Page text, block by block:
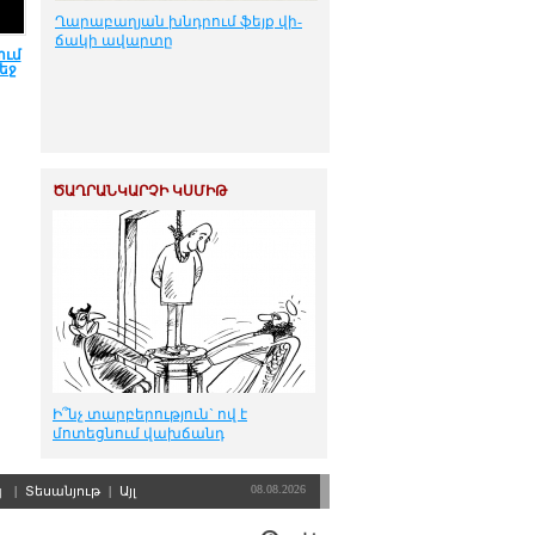
Ղա­րա­բա­ղ­յան խնդ­րում ֆեյք վի­
ճա­կի ա­վար­տը
ԾԱՂՐԱՆԿԱՐՉԻ ԿՍՄԻԹ
Ի՞նչ տարբերություն` ով է
մոտեցնում վախճանդ
| Տեսանյութ | Այլ 08.08.2026